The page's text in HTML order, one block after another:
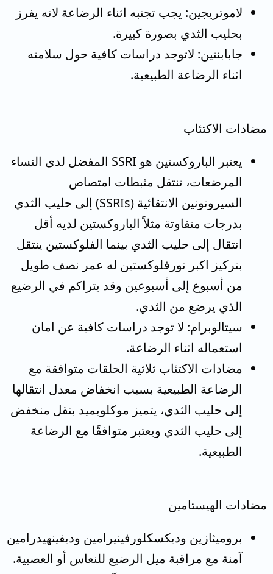
لاموتريجين: يجب تجنبه اثناء الرضاعة لانه يفرز
بحليب الثدي بصورة كبيرة.
جابابنتين: لاتوجد دراسات كافية حول سلامته
اثناء الرضاعة الطبيعية.
مضادات الاكتئاب
يعتبر الباروكستين هو SSRI المفضل لدى النساء
المرضعات، تنتقل مثبطات امتصاص
السيروتونين الانتقائية (SSRIs) إلى حليب الثدي
بدرجات متفاوتة مثلاً الباروكستين لديه أقل
انتقال إلى حليب الثدي بينما الفلوكستين ينتقل
بتركيز اكبر نورفلوكستين له عمر نصف طويل
من أسبوع إلى أسبوعين وقد يتراكم في الرضيع
الذي يرضع من الثدي.
سيتالوبرام: لا توجد دراسات كافية عن امان
استعماله اثناء الرضاعة.
مضادات الاكتئاب ثلاثية الحلقات متوافقة مع
الرضاعة الطبيعية بسبب انخفاض معدل انتقالها
إلى حليب الثدي، يتميز موكلوبميد بنقل منخفض
إلى حليب الثدي ويعتبر متوافقًا مع الرضاعة
الطبيعية.
مضادات الهيستامين
بروميثازين وديكسكلورفينيرامين وديفينهيدرامين
آمنة مع مراقبة ميل الرضيع للنعاس أو العصبية.